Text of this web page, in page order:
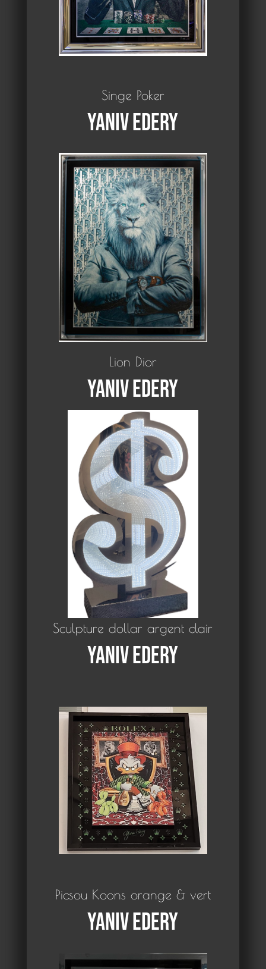
Singe Poker
Yaniv Edery
Lion Dior
Yaniv Edery
Sculpture dollar argent clair
Yaniv Edery
Picsou Koons orange & vert
Yaniv Edery